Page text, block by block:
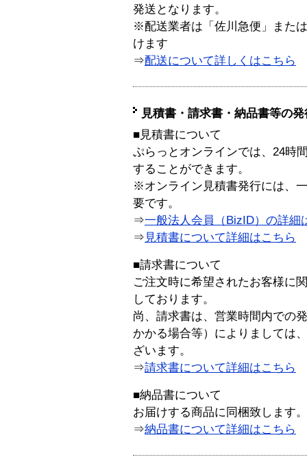
発送となります。
※配送業者は「佐川急便」また
けます
⇒配送について詳しくはこちら
見積書・請求書・納品書等の
■見積書について
ぷらっとオンラインでは、24時
することができます。
※オンライン見積書発行には、
要です。
⇒一般法人会員（BizID）の詳細
⇒ 見積書について詳細はこちら
■請求書について
ご注文時に希望されたお客様に
しております。
尚、請求書は、営業時間内での
かかる場合等）によりましては
ざいます。
⇒請求書について詳細はこちら
■納品書について
お届けする商品に同梱致します。
⇒納品書について詳細はこちら